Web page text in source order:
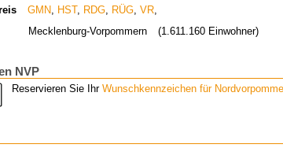
GMN HST, RDG RÜG ,VR
Mecklenburg-Vorpommern (1.611.160 Einwohner)
NVP
Reservieren Sie Ihr Wunschkennzeichen für